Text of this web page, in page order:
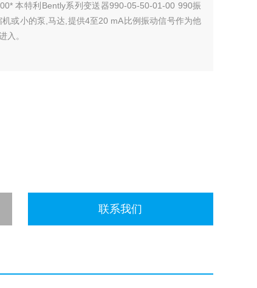
本特利Bently系列变送器990-05-50-01-00 990振
或小的泵,马达,提供4至20 mA比例振动信号作为他
入。
联系我们